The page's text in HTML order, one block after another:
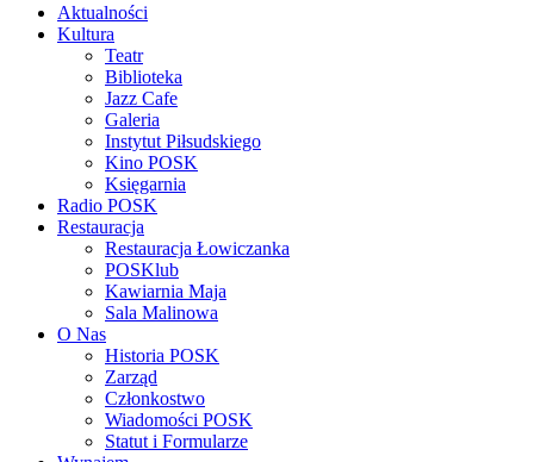
Aktualności
Kultura
Teatr
Biblioteka
Jazz Cafe
Galeria
Instytut Piłsudskiego
Kino POSK
Księgarnia
Radio POSK
Restauracja
Restauracja Łowiczanka
POSKlub
Kawiarnia Maja
Sala Malinowa
O Nas
Historia POSK
Zarząd
Członkostwo
Wiadomości POSK
Statut i Formularze